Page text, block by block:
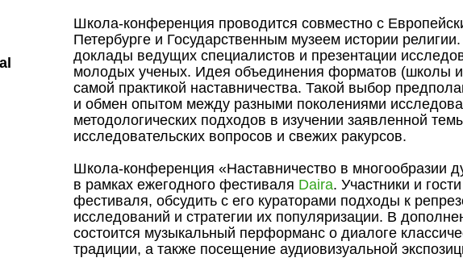
Школа-конференция проводится совместно с
Петербурге и Государственным музеем истории
доклады ведущих специалистов и презентации
молодых ученых. Идея объединения форматов (школы
самой практикой наставничества. Такой выбор
и обмен опытом между разными поколениями
методологических подходов в изучении заявленной
исследовательских вопросов и свежих ракурсов.
Школа-конференция «Наставничество в многообразии
в рамках ежегодного фестиваля Daira. Участники и
фестиваля, обсудить с его кураторами подходы к
исследований и стратегии их популяризации. В
состоится музыкальный перформанс о диалоге
традиции, а также посещение аудиовизуальной